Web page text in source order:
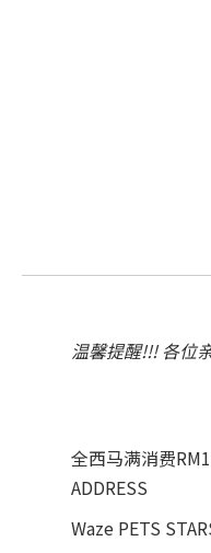
温馨提醒!!! 各位
全西马满消费
ADDRESS
Waze PETS